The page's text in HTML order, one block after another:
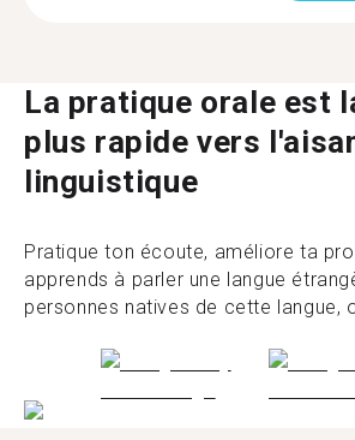
La pratique orale est
plus rapide vers
linguistique
Pratique ton écoute, améliore ta
apprends à parler une langue
personnes natives de cette langue,